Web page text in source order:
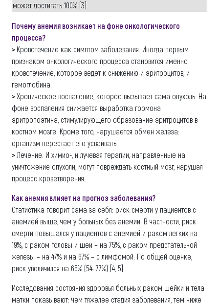
может достигать 100% [3].
Почему анемия возникает на фоне онкологического
процесса?
> Кровотечение как симптом заболевания. Иногда первым
признаком онкологического процесса становится именно
кровотечение, которое ведет к снижению и эритроцитов, и
гемоглобина.
>Хроническое воспаление, которое вызывает сама опухоль. На
фоне воспаления снижается выработка гормона
эритропоэтина, стимулирующего образование эритроцитов в
костном мозге. Кроме того, нарушается обмен железа:
организм перестает его усваивать.
> Лечение. И химио-, и лучевая терапии, направленные на
уничтожение опухоли, могут повреждать костный мозг, нарушая
процесс кроветворения.
Как анемия влияет на прогноз заболевания?
Статистика говорит сама за себя: риск смерти у пациентов с
анемией выше, чем у больных без анемии. В частности, риск
смерти повышался у пациентов с анемией и раком легких на
19%, с раком головы и шеи – на 75%, с раком предстательной
железы – на 47% и на 67% – с лимфомой. По общей оценке,
риск увеличился на 65% (54–77%) [4, 5].
Исследования состояния здоровья больных раком шейки и тела
матки показывают: чем тяжелее стадия заболевания, тем ниже